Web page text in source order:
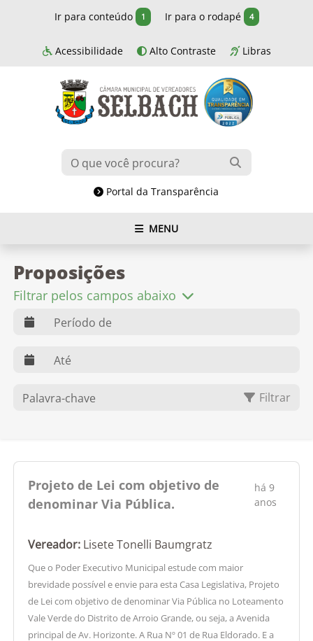
Ir para conteúdo 1 Ir para o rodapé 4
Acessibilidade Alto Contraste Libras
Portal da Transparência
MENU
Proposições
Filtrar pelos campos abaixo
web.dts
web.dte
O que você procura? Filtrar
Projeto de Lei com objetivo de
denominar Via Pública.
há 9
anos
Vereador: Lisete Tonelli Baumgratz
Que o Poder Executivo Municipal estude com maior
brevidade possível e envie para esta Casa Legislativa, Projeto
de Lei com objetivo de denominar Via Pública no Loteamento
Vale Verde do Distrito de Arroio Grande, ou seja, a Avenida
principal de Av. Horizonte. A Rua Nº 01 de Rua Eldorado. E a